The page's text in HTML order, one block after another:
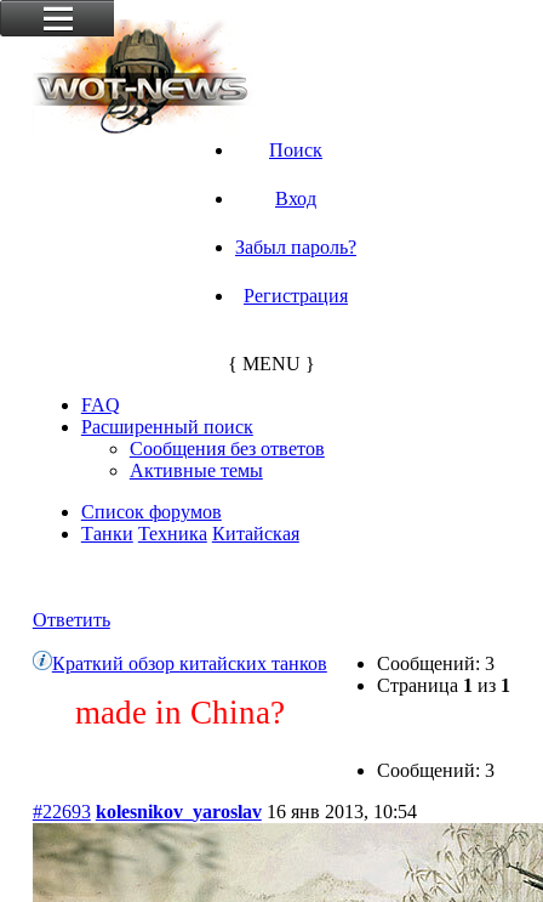
Поиск
Вход
Забыл пароль?
Регистрация
{ MENU }
FAQ
Расширенный поиск
Сообщения без ответов
Активные темы
Список форумов
Танки Техника Китайская
Сообщений: 3
Страница 1 из 1
Сообщений: 3
Ответить
Краткий обзор китайских танков
#22693 kolesnikov_yaroslav 16 янв 2013, 10:54
made in China?